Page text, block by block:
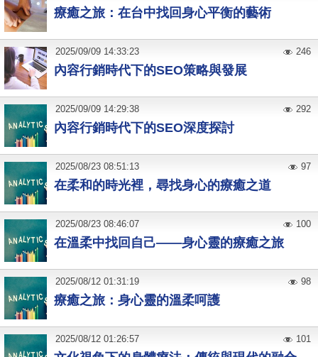
療癒之旅：在台中找回身心平衡的藝術
內容行銷時代下的SEO策略與發展
2025/09/09 14:33:23 246
內容行銷時代下的SEO深度探討
2025/09/09 14:29:38 292
在柔和的時光裡，尋找身心的療癒之道
2025/08/23 08:51:13 97
在溫柔中找回自己——身心靈的療癒之旅
2025/08/23 08:46:07 100
療癒之旅：身心靈的溫柔呵護
2025/08/12 01:31:19 98
2025/08/12 01:26:57 101